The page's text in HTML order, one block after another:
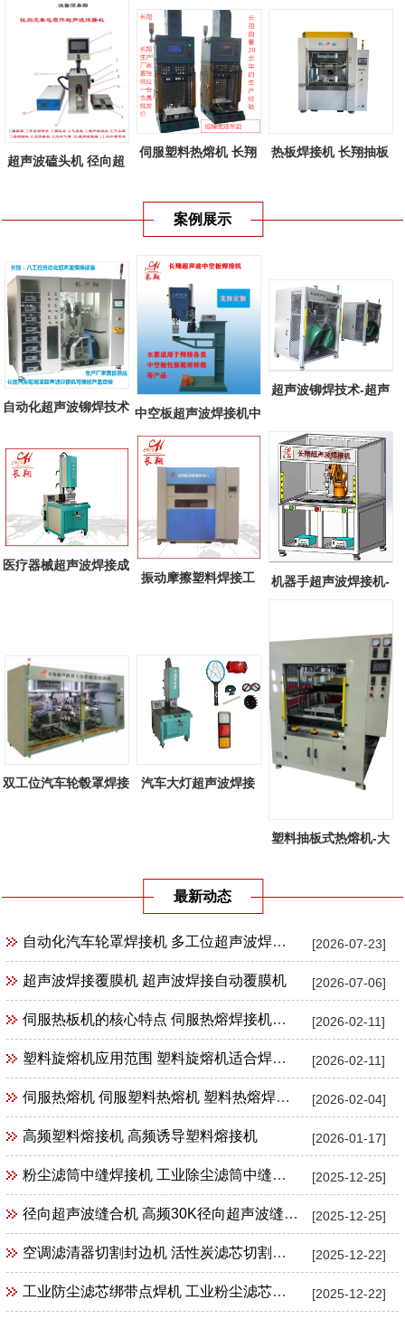
长翔新款伺...
超声波磕头机 径向超
伺服塑料热熔机 长翔
热板焊接机 长翔抽板
案例展示
自动化超声波铆焊技术 中空板超声波焊接机中
空板周转箱...
超声波铆焊技术-超声
医疗器械超声波焊接成
振动摩擦塑料焊接工
机器手超声波焊接机-
双工位汽车轮毂罩焊接
汽车大灯超声波焊接
塑料抽板式热熔机-大
最新动态
[2026-07-23]
自动化汽车轮罩焊接机 多工位超声波焊接机
[2026-07-06]
超声波焊接覆膜机 超声波焊接自动覆膜机
[2026-02-11]
伺服热板机的核心特点 伺服热熔焊接机特点
[2026-02-11]
塑料旋熔机应用范围 塑料旋熔机适合焊接产品范围
[2026-02-04]
伺服热熔机 伺服塑料热熔机 塑料热熔焊接机
[2026-01-17]
高频塑料熔接机 高频诱导塑料熔接机
[2025-12-25]
粉尘滤筒中缝焊接机 工业除尘滤筒中缝焊接机 工业粉尘滤筒滤芯中缝焊接机
[2025-12-25]
径向超声波缝合机 高频30K径向超声波缝合机花边机封口机包边机
[2025-12-22]
空调滤清器切割封边机 活性炭滤芯切割封边机
[2025-12-22]
工业防尘滤芯绑带点焊机 工业粉尘滤芯束带绑带超声波点焊机